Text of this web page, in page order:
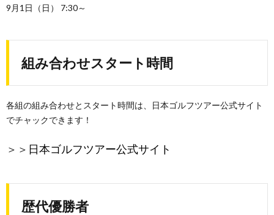
9月1日（日） 7:30～
組み合わせスタート時間
各組の組み合わせとスタート時間は、日本ゴルフツアー公式サイト
でチャックできます！
＞＞ 日本ゴルフツアー公式サイト
歴代優勝者